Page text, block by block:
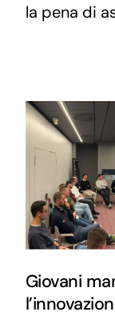
la pena di
Giovani